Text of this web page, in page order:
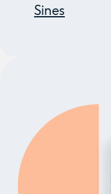
Sines